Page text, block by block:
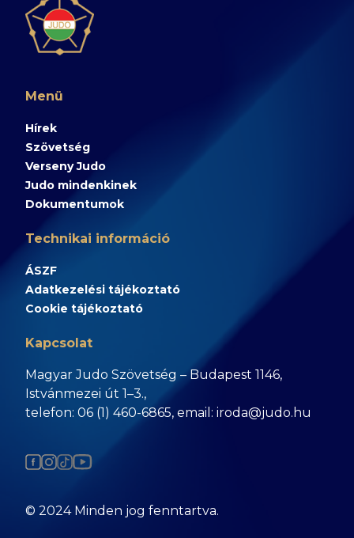
Menü
Hírek
Szövetség
Verseny Judo
Judo mindenkinek
Dokumentumok
Technikai információ
ÁSZF
Adatkezelési tájékoztató
Cookie tájékoztató
Kapcsolat
Magyar Judo Szövetség – Budapest 1146,
Istvánmezei út 1–3.,
telefon: 06 (1) 460-6865, email: iroda@judo.hu
© 2024 Minden jog fenntartva.